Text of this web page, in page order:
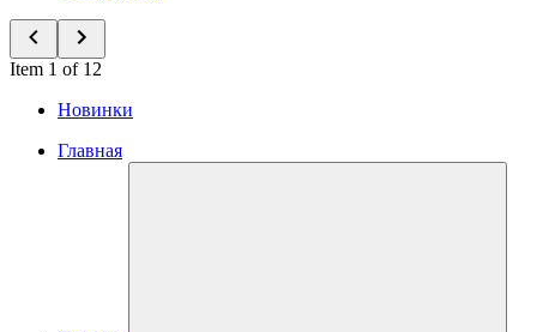
Item 1 of 12
Новинки
Главная